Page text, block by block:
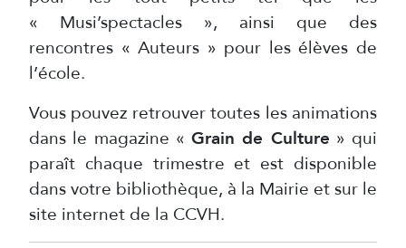
« Musi’spectacles », ainsi que des
rencontres « Auteurs » pour les élèves de
l’école.
Vous pouvez retrouver toutes les animations
dans le magazine « Grain de Culture » qui
paraît chaque trimestre et est disponible
dans votre bibliothèque, à la Mairie et sur le
site internet de la CCVH.